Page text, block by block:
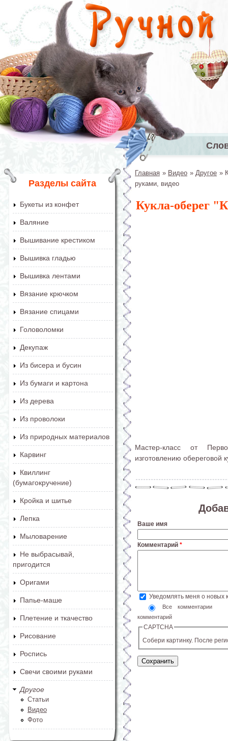
Перейти к основному содержанию
Главное
Разделы сайта
Букеты из конфет
Валяние
Вышивание крестиком
Вышивка гладью
Вышивка лентами
Вязание крючком
Вязание спицами
Головоломки
Декупаж
Из бисера и бусин
Из бумаги и картона
Из дерева
Из проволоки
Из природных материалов
Карвинг
Квиллинг
(бумагокручение)
Кройка и шитье
Лепка
Мыловарение
Не выбрасывай,
пригодится
Оригами
Папье-маше
Плетение и ткачество
Рисование
Роспись
Свечи своими руками
Другое
Статьи
Видео
Фото
Вы здесь
Главная » Видео » Другое »
руками, видео
Кукла-оберег
Мастер-класс от
изготовлению обереговой
Ваше имя
Комментарий *
Уведомлять меня о новых
Все комментарии
комментарий
CAPTCHA
Собери картинку. После